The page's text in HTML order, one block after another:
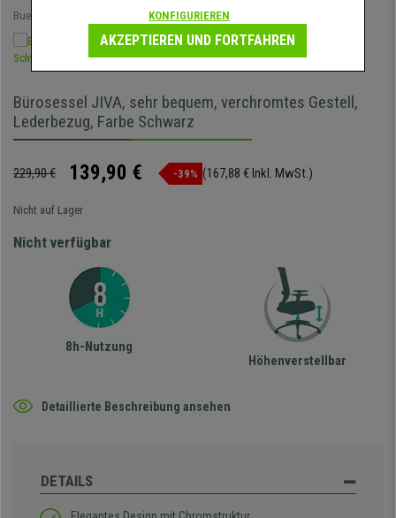
Buerostuhlpro Chefsessel
Bürosessel JIVA, sehr bequem, verchromtes Gestell,
Lederbezug, Farbe Schwarz
229,90 € 139,90 € -39% (167,88 € Inkl. MwSt.)
Nicht auf Lager
Nicht verfügbar
8h-Nutzung
Höhenverstellbar
Detaillierte Beschreibung ansehen
DETAILS
KONFIGURIEREN
AKZEPTIEREN UND FORTFAHREN